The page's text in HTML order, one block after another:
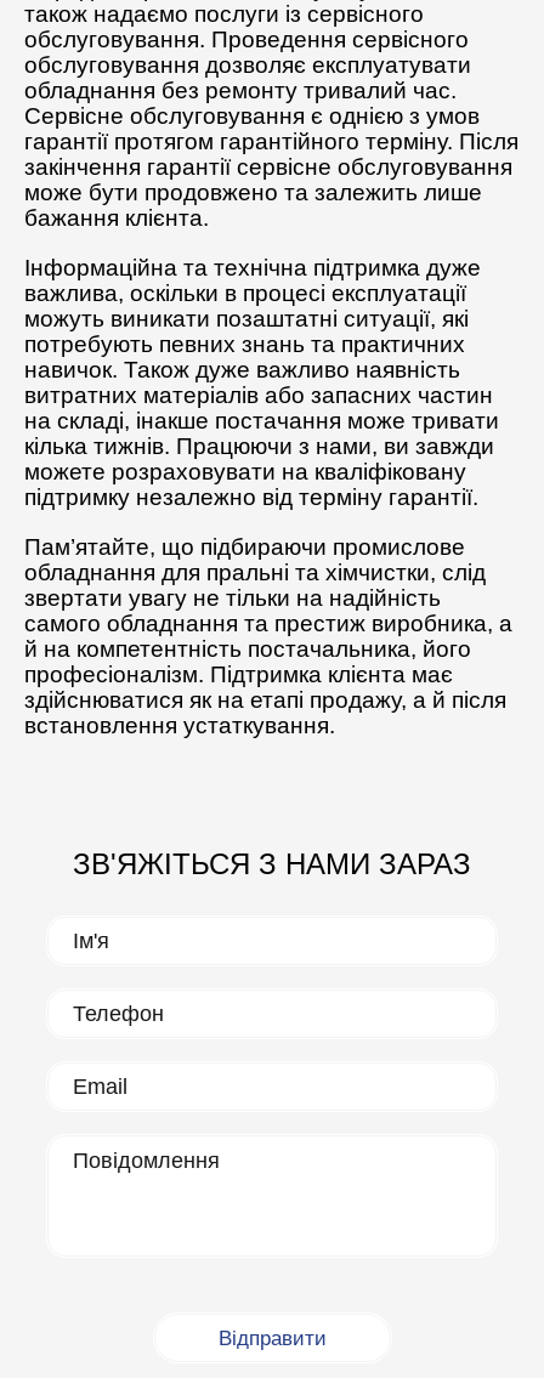
також надаємо послуги із сервісного
обслуговування. Проведення сервісного
обслуговування дозволяє експлуатувати
обладнання без ремонту тривалий час.
Сервісне обслуговування є однією з умов
гарантії протягом гарантійного терміну. Після
закінчення гарантії сервісне обслуговування
може бути продовжено та залежить лише
бажання клієнта.
Інформаційна та технічна підтримка дуже
важлива, оскільки в процесі експлуатації
можуть виникати позаштатні ситуації, які
потребують певних знань та практичних
навичок. Також дуже важливо наявність
витратних матеріалів або запасних частин
на складі, інакше постачання може тривати
кілька тижнів. Працюючи з нами, ви завжди
можете розраховувати на кваліфіковану
підтримку незалежно від терміну гарантії.
Пам’ятайте, що підбираючи промислове
обладнання для пральні та хімчистки, слід
звертати увагу не тільки на надійність
самого обладнання та престиж виробника, а
й на компетентність постачальника, його
професіоналізм. Підтримка клієнта має
здійснюватися як на етапі продажу, а й після
встановлення устаткування.
ЗВ'ЯЖІТЬСЯ З НАМИ ЗАРАЗ